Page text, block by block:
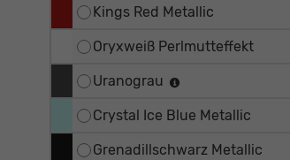
Kings Red Metallic
Oryxweiß Perlmutteffekt
Uranograu
Crystal Ice Blue Metallic
Grenadillschwarz Metallic